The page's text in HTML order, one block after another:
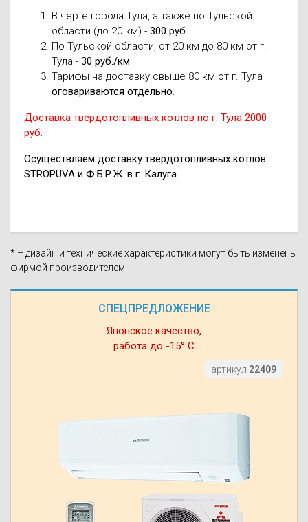
СПЕЦПРЕДЛОЖЕНИЕ
Японское качество,
работа до -15° С
артикул 22409
В черте города Тула, а также по Тульской
области (до 20 км) - 300 руб.
По Тульской области, от 20 км до 80 км от г.
Тула - 30 руб./км
Тарифы на доставку свыше 80 км от г. Тула
оговариваются отдельно.
Доставка твердотопливных котлов по г. Тула 2000
руб.
Осуществляем доставку твердотопливных котлов
STROPUVA и Ф.Б.Р.Ж. в г. Калуга
* – дизайн и технические характеристики могут быть изменены
фирмой производителем